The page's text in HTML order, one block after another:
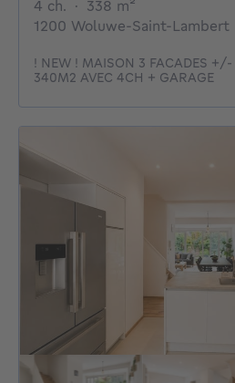
4 ch. 4 chambres
· 338 m²
1200 Woluwe-Saint-Lambert
! NEW ! MAISON 3 FACADES +/-
340M2 AVEC 4CH + GARAGE